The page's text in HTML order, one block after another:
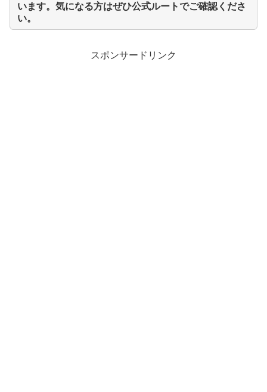
います。気になる方はぜひ公式ルートでご確認くださ
い。
スポンサードリンク